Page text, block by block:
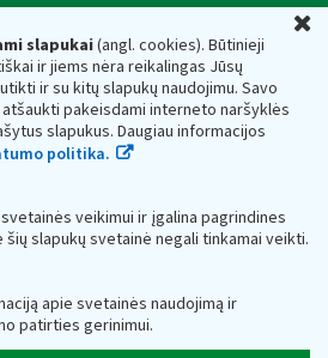
slapukai(angl. cookies). Būtinieji
ir jiems nėra reikalingas Jūsų
ir su kitų slapukų naudojimu. Savo
pakeisdami interneto naršyklės
slapukus. Daugiau informacijos
politika.
veikimui ir įgalina pagrindines
slapukų svetainė negali tinkamai veikti.
apie svetainės naudojimą ir
patirties gerinimui.
inspekcija prie Lietuvos
ministerijos
asmens kodas — 188659752,
14, 01107 Vilnius, Lietuva, el.paštas:
adresas 188659752
mokesčių inspekciją prie Lietuvos
kaupiami ir saugomi Juridinių